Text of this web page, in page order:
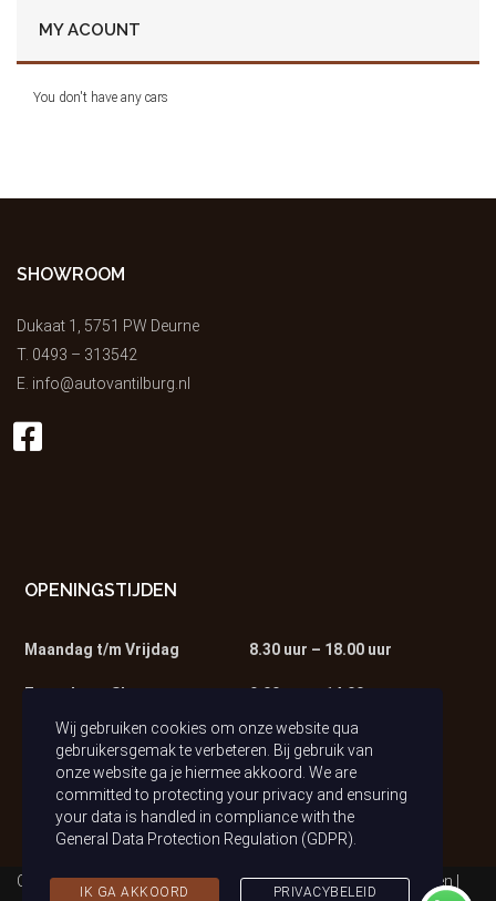
MY ACOUNT
You don't have any cars
SHOWROOM
Dukaat 1, 5751 PW Deurne
T. 0493 – 313542
E. info@autovantilburg.nl
OPENINGSTIJDEN
Maandag t/m Vrijdag 8.30 uur – 18.00 uur
Zaterdag – Showroom 9.00 uur – 14.00 uur
Zaterdag – Werkplaats 9.00 uur – 13.00 uur
Copyright © 2021 Auto van Tilburg | Alle rechten voorbehouden |
Wij gebruiken cookies om onze website qua
gebruikersgemak te verbeteren. Bij gebruik van
onze website ga je hiermee akkoord. We are
committed to protecting your privacy and ensuring
your data is handled in compliance with the
General Data Protection Regulation (GDPR)
IK GA AKKOORD PRIVACYBELEID